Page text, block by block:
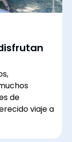
de
viaje a